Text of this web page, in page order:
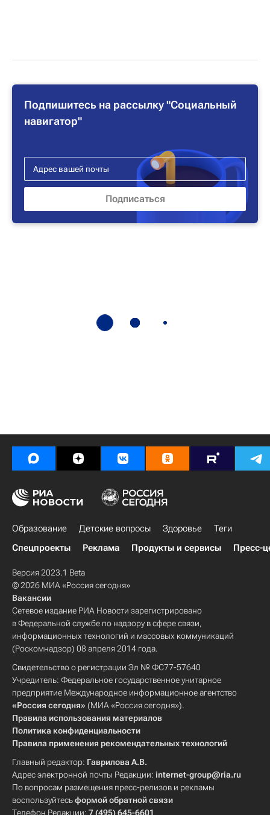
Подпишитесь на рассылку "Социальный
навигатор"
Образование Детские вопросы Здоровье
Теги
Спецпроекты
Реклама Продукты и сервисы Пресс-
Версия 2023.1 Beta
© 2026 МИА «Россия сегодня»
Вакансии
Сетевое издание РИА Новости зарегистрировано
в Федеральной службе по надзору в сфере связи,
информационных технологий и массовых коммуникаций
(Роскомнадзор) 08 апреля 2014 года.
Свидетельство о регистрации Эл № ФС77-57640
Учредитель: Федеральное государственное унитарное
предприятие Международное информационное агентство
«Россия сегодня» (МИА «Россия сегодня»).
Правила использования материалов
Политика конфиденциальности
Правила применения рекомендательных технологий
Главный редактор: Гаврилова А.В.
Адрес электронной почты Редакции: internet-group@ria.ru
По вопросам размещения пресс-релизов и рекламы
воспользуйтесьформой обратной связи
Телефон Редакции: 7 (495) 645-6601